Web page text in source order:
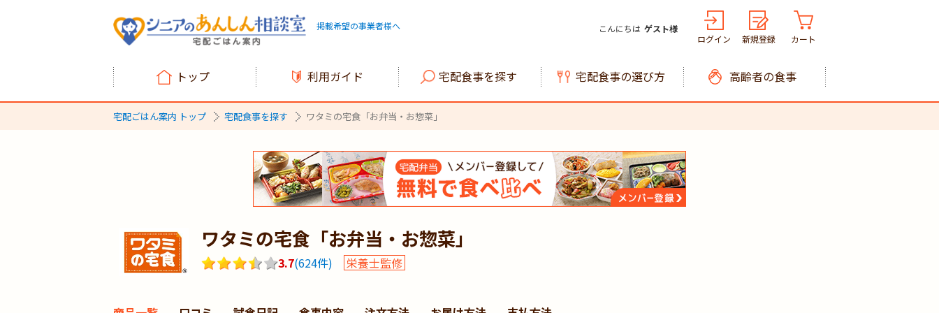
掲載希望の事業者様へ こんにちは ゲスト様
ログイン
新規登録 カート
トップ 利用ガイド 宅配食事を探す 宅配食事の選び方 高齢者の食事
宅配ごはん案内 トップ 宅配食事を探す ワタミの宅食「お弁当・お惣菜」
ワタミの宅食「お弁当・お惣菜」
3.7(624件) 栄養士監修